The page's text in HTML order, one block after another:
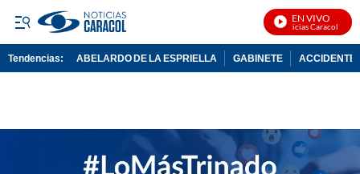
EN VIVO
Noticias Caracol En
Tendencias: ABELARDO DE LA ESPRIELLA GABINETE ACCIDENTE